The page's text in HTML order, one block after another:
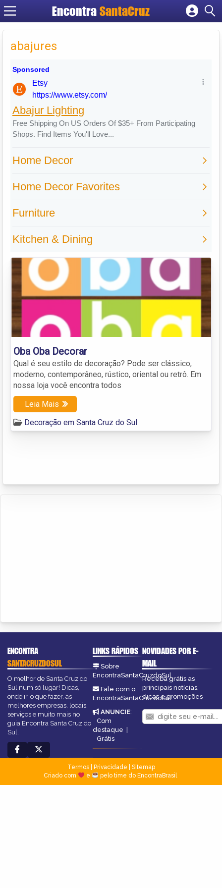
Encontra
Cadastrar empresa
abajures
Oba Oba Decorar
Qual é seu estilo de decoração? Pode ser clássico,
moderno, contemporâneo, rústico, oriental ou retrô. Em
nossa loja você encontra todos
Leia Mais
Decoração em Santa Cruz do Sul
ENCONTRA
SANTACRUZDOSUL
O melhor de Santa Cruz do
Sul num só lugar! Dicas,
onde ir, o que fazer, as
melhores empresas, locais,
serviços e muito mais no
guia Encontra Santa Cruz do
Sul.
LINKS RÁPIDOS
Sobre
EncontraSantaCruzdoSul
Fale com o
EncontraSantaCruzdoSul
ANUNCIE:
Com
destaque |
Grátis
NOVIDADES POR E-
MAIL
Receba grátis as
principais notícias,
dicas e promoções
Termos| Privacidade
Sitemap
Criado com
e pelo time do EncontraBrasil